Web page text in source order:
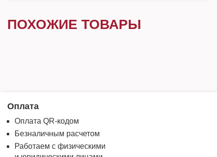
ПОХОЖИЕ ТОВАРЫ
Оплата
Оплата QR-кодом
Безналичным расчетом
Работаем с физическими